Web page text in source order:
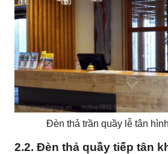
Đèn thả trần quầy lễ tân
2.2. Đèn thả quầy tiếp tân